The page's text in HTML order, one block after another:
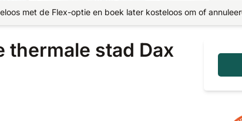
met de Flex-optie en boek later kosteloos om of annuleer
thermale stad Dax